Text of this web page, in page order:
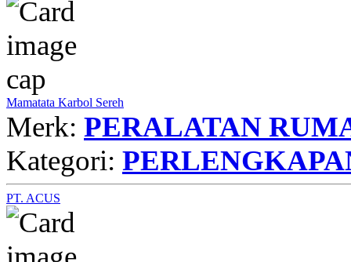
Mamatata Karbol Sereh
Merk: PERALATAN
Kategori:
PT. ACUS